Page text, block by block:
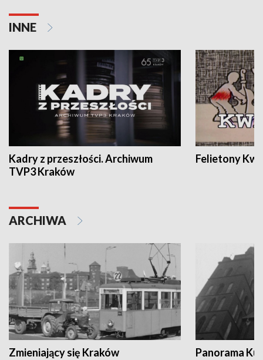
INNE
Kadry z przeszłości. Archiwum
TVP3 Kraków
Felietony
ARCHIWA
Zmieniający się Kraków Panorama